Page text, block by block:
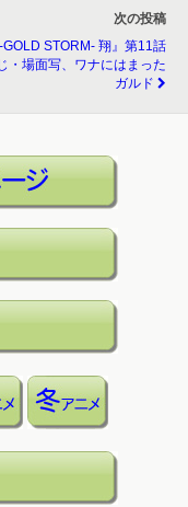
次の投稿
-GOLD STORM- 翔』第11話
・場面写、ワナにはまった
ガルド